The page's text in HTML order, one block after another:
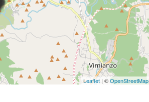
Leaflet | ©OpenStreetMap